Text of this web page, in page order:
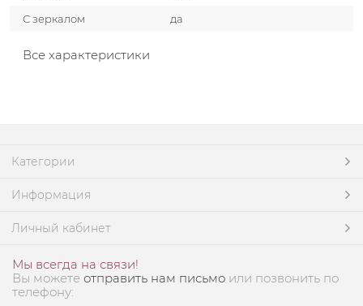
С зеркалом да
Все характеристики
Категории
Информация
Личный кабинет
Мы всегда на связи!
Вы можете отправить нам письмо или позвонить по
телефону: